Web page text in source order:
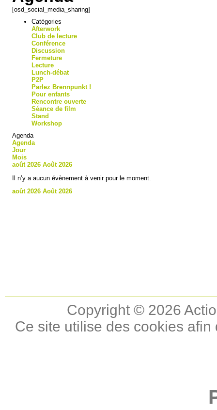
[osd_social_media_sharing]
Catégories
Afterwork
Club de lecture
Conférence
Discussion
Fermeture
Lecture
Lunch-débat
P2P
Parlez Brennpunkt !
Pour enfants
Rencontre ouverte
Séance de film
Stand
Workshop
Agenda
Agenda
Jour
Mois
août 2026 Août 2026
Il n’y a aucun évènement à venir pour le moment.
août 2026 Août 2026
Copyright © 2026
Ce site utilise des cookies